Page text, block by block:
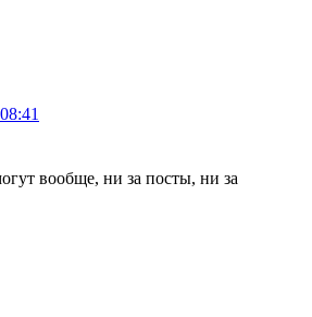
вообще, ни за посты, ни за